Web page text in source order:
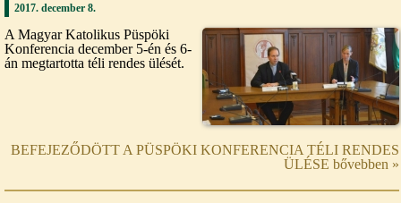
2017. december 8.
A Magyar Katolikus Püspöki
Konferencia december 5-én és 6-
án megtartotta téli rendes ülését.
BEFEJEZŐDÖTT A PÜSPÖKI KONFERENCIA TÉLI RENDES
ÜLÉSE bővebben »